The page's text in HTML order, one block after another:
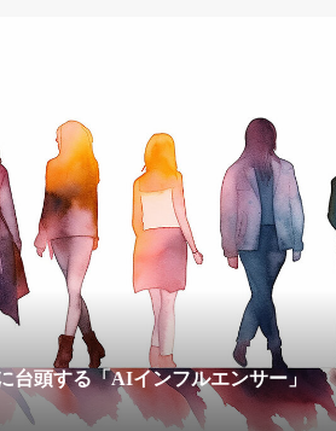
台頭する「AIインフルエンサー」